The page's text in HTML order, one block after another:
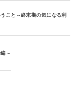
こと～終末期の気になる利
～